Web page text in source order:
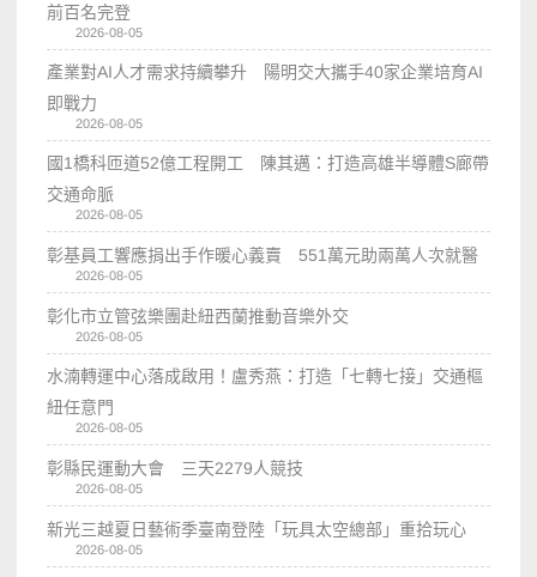
前百名完登
2026-08-05
產業對AI人才需求持續攀升 陽明交大攜手40家企業培育AI
即戰力
2026-08-05
國1橋科匝道52億工程開工 陳其邁：打造高雄半導體S廊帶
交通命脈
2026-08-05
彰基員工響應捐出手作暖心義賣 551萬元助兩萬人次就醫
2026-08-05
彰化市立管弦樂團赴紐西蘭推動音樂外交
2026-08-05
水湳轉運中心落成啟用！盧秀燕：打造「七轉七接」交通樞
紐任意門
2026-08-05
彰縣民運動大會 三天2279人競技
2026-08-05
新光三越夏日藝術季臺南登陸「玩具太空總部」重拾玩心
2026-08-05